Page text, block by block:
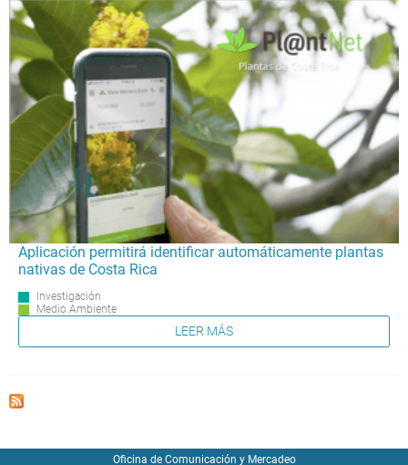
Aplicación permitirá identificar automáticamente plantas
nativas de Costa Rica
Investigación
Medio Ambiente
LEER MÁS
Oficina de Comunicación y Mercadeo